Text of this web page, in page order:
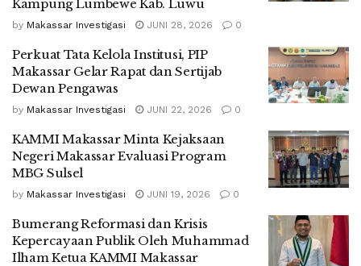
Kampung Lumbewe Kab. Luwu
by Makassar Investigasi JUNI 28, 2026 0
Perkuat Tata Kelola Institusi, PIP
Makassar Gelar Rapat dan Sertijab
Dewan Pengawas
by Makassar Investigasi JUNI 22, 2026 0
KAMMI Makassar Minta Kejaksaan
Negeri Makassar Evaluasi Program
MBG Sulsel
by Makassar Investigasi JUNI 19, 2026 0
Bumerang Reformasi dan Krisis
Kepercayaan Publik Oleh Muhammad
Ilham Ketua KAMMI Makassar